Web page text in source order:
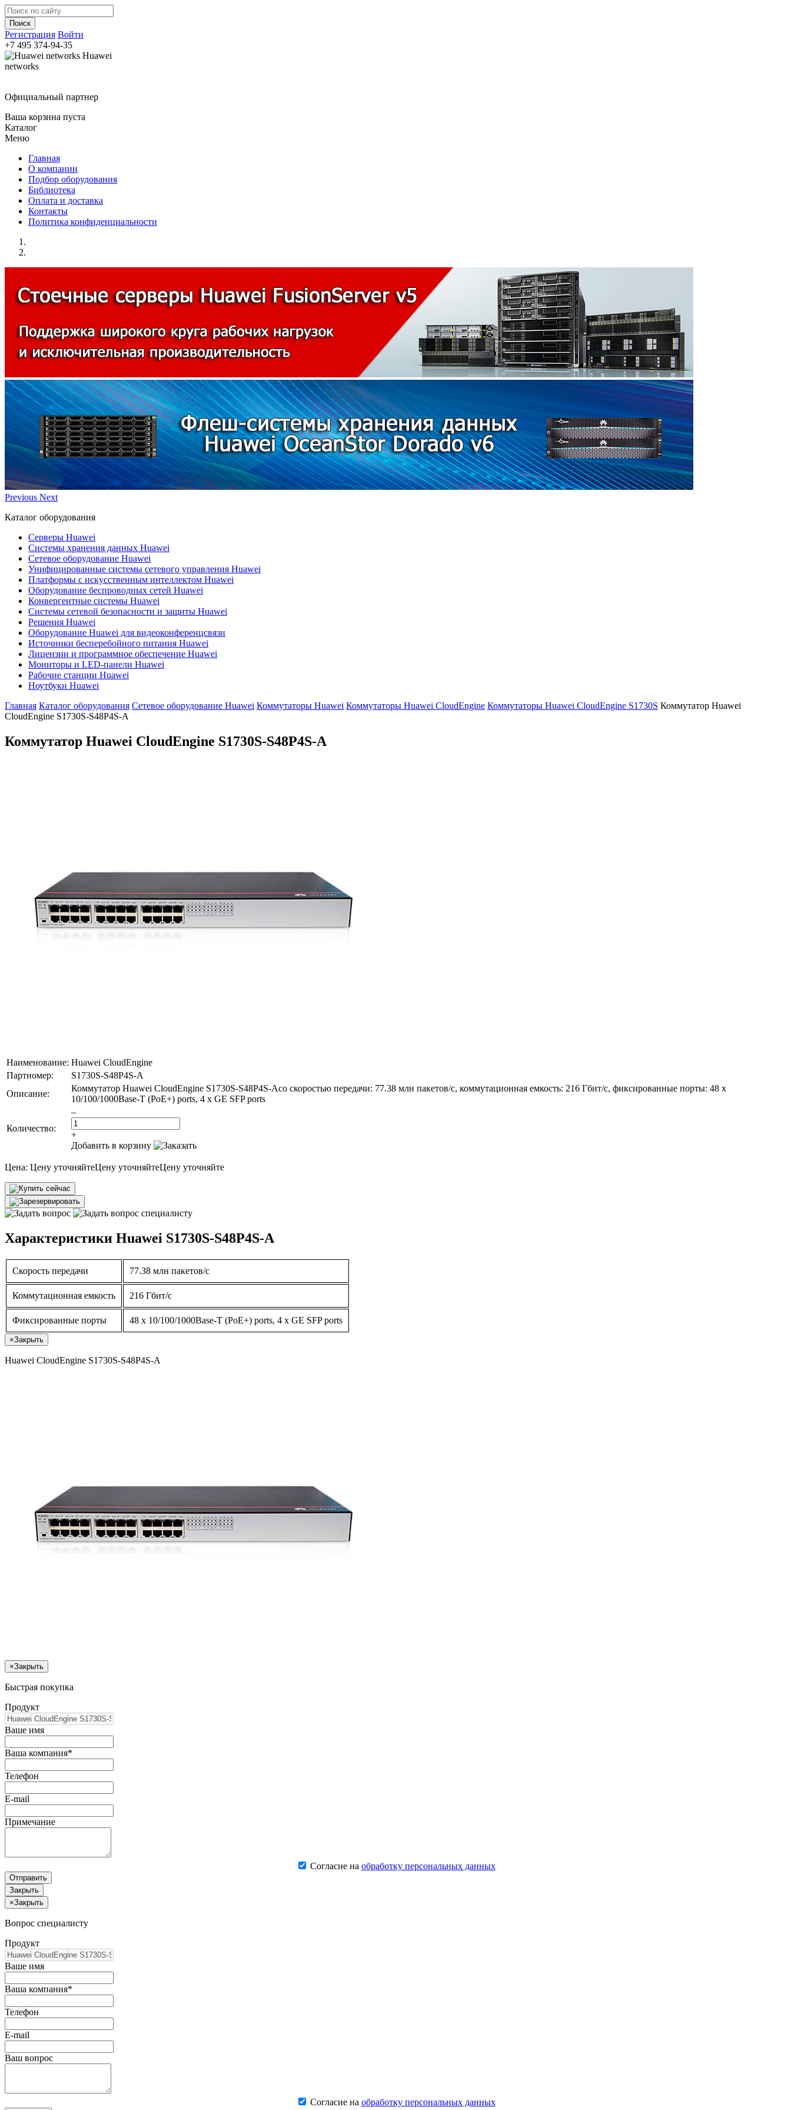
Регистрация Войти
+7 495 374-94-35
Huawei
networks
Официальный партнер
Ваша корзина пуста
Каталог
Меню
Главная
О компании
Подбор оборудования
Библиотека
Оплата и доставка
Контакты
Политика конфиденциальности
Previous Next
Каталог оборудования
Серверы Huawei
Системы хранения данных Huawei
Сетевое оборудование Huawei
Унифицированные системы сетевого управления Huawei
Платформы с искусственным интеллектом Huawei
Оборудование беспроводных сетей Huawei
Конвергентные системы Huawei
Системы сетевой безопасности и защиты Huawei
Решения Huawei
Оборудование Huawei для видеоконференцсвязи
Источники бесперебойного питания Huawei
Лицензии и программное обеспечение Huawei
Мониторы и LED-панели Huawei
Рабочие станции Huawei
Ноутбуки Huawei
Главная Каталог оборудования Сетевое оборудование Huawei Коммутаторы Huawei Коммутаторы Huawei CloudEngine Коммутаторы Huawei CloudEngine S1730S Коммутатор Huawei
CloudEngine S1730S-S48P4S-A
Коммутатор Huawei CloudEngine S1730S-S48P4S-A
Наименование: Huawei CloudEngine
Партномер:
S1730S-S48P4S-A
Описание:
Коммутатор Huawei CloudEngine S1730S-S48P4S-Aсо скоростью передачи: 77.38 млн пакетов/с, коммутационная емкость: 216 Гбит/с, фиксированные порты: 48 x
10/100/1000Base-T (PoE+) ports, 4 x GE SFP ports
Количество:
–
+
Добавить в корзину
Цена: Цену уточняйтеЦену уточняйтеЦену уточняйте
Характеристики Huawei S1730S-S48P4S-A
Скорость передачи 77.38 млн пакетов/с
Коммутационная емкость 216 Гбит/с
Фиксированные порты 48 x 10/100/1000Base-T (PoE+) ports, 4 x GE SFP ports
×Закрыть
Huawei CloudEngine S1730S-S48P4S-A
×Закрыть
Быстрая покупка
Продукт
Ваше имя
Ваша компания*
Телефон
E-mail
Примечание
Согласие на обработку персональных данных
Отправить
Закрыть
×Закрыть
Вопрос специалисту
Продукт
Ваше имя
Ваша компания*
Телефон
E-mail
Ваш вопрос
Согласие на обработку персональных данных